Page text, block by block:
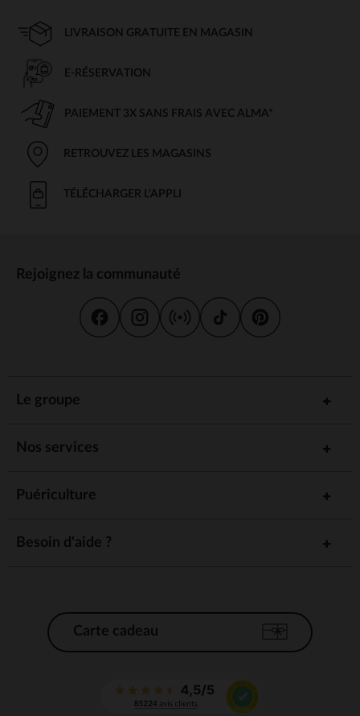
LIVRAISON GRATUITE EN MAGASIN
E-RÉSERVATION
PAIEMENT 3X SANS FRAIS AVEC ALMA*
RETROUVEZ LES MAGASINS
TÉLÉCHARGER L'APPLI
Rejoignez la communauté
Le groupe
Nos services
Puériculture
Besoin d'aide ?
Carte cadeau